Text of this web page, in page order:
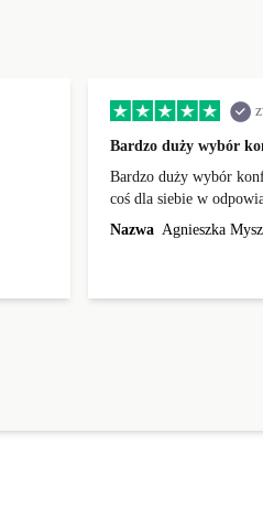
Bardzo duży wybór
Bardzo duży wybór
coś dla siebie w
wysyłka! Polecam
Nazwa Agnieszka